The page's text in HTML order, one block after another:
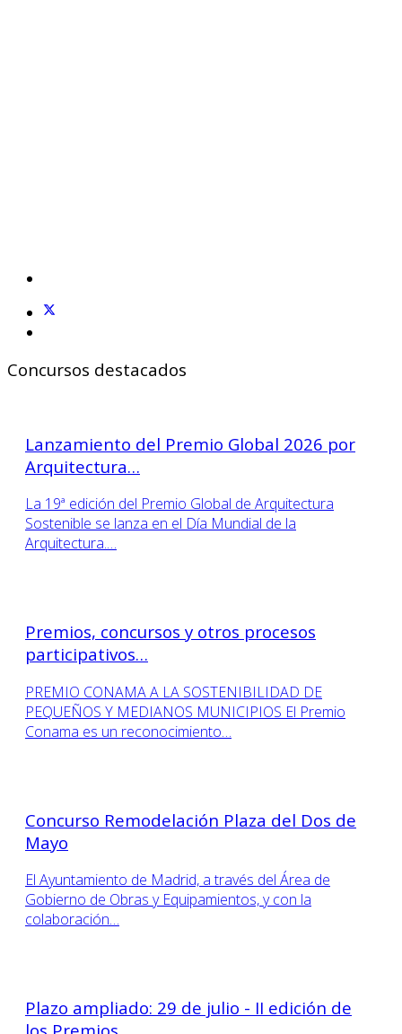
Concursos destacados
Lanzamiento del Premio Global 2026 por
Arquitectura…
La 19ª edición del Premio Global de Arquitectura
Sostenible se lanza en el Día Mundial de la
Arquitectura.…
Premios, concursos y otros procesos
participativos…
PREMIO CONAMA A LA SOSTENIBILIDAD DE
PEQUEÑOS Y MEDIANOS MUNICIPIOS El Premio
Conama es un reconocimiento…
Concurso Remodelación Plaza del Dos de
Mayo
El Ayuntamiento de Madrid, a través del Área de
Gobierno de Obras y Equipamientos, y con la
colaboración…
Plazo ampliado: 29 de julio - II edición de